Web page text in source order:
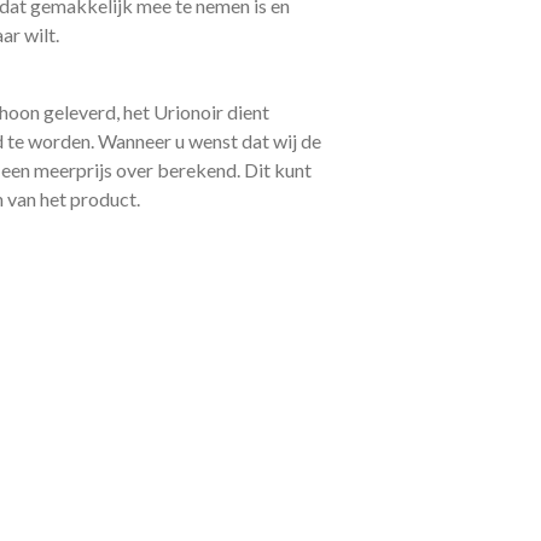
gemakkelijk mee te nemen is en
wilt.
geleverd, het Urionoir dient
worden. Wanneer u wenst dat wij de
meerprijs over berekend. Dit kunt
het product.